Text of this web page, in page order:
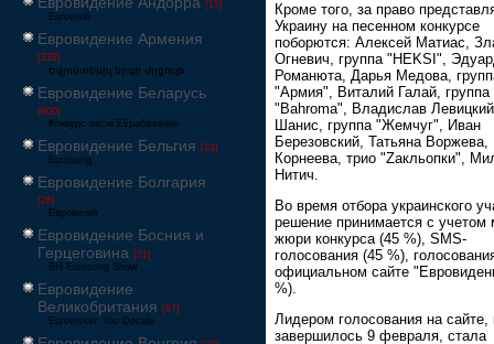
[15]
Eurovisió
Евровидение Армения
[228]
Եվրատեսիլ երգի մրցույթ
Евровидение Беларусь
[600]
Конкурс песні Еўрабачанне
Евровидение Бельгия [24]
Eurosong
Евровидение Болгария
[26]
Евровизия
Евровидение Босния и
Герцеговина [21]
BH Eurosong Show
Евровидение
Великобритания [67]
Eurovision: You Decide
Кроме того, за право
Украину на песенном конкурсе
поборются: Алексей Матиас,
Огневич, группа "HEKSI",
Романюта, Дарья Медова,
"Армия", Виталий Галай, группа
"Bahroma", Владислав
Шанис, группа "Жемчуг", Иван
Березовский, Татьяна
Корнеева, трио "Zакльопки",
Нитич.
Во время отбора украинского
решение принимается с учетом
жюри конкурса (45 %), SMS-
голосования (45 %),
официальном сайте
%).
Лидером голосования на сайте,
завершилось 9 февраля, стала